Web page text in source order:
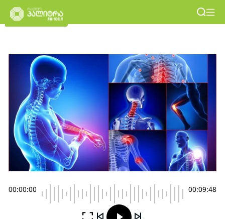
00:00:00 00:09:48